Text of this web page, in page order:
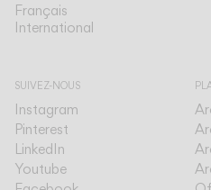
Français
International
SUIVEZ-NOUS
Instagram
Pinterest
LinkedIn
Youtube